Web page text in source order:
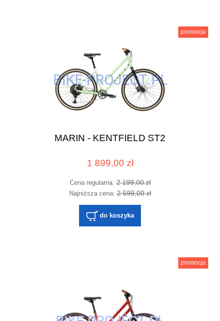
MARIN - KENTFIELD ST2
1 899,00 zł
Cena regularna:2 199,00 zł
Najniższa cena:2 599,00 zł
do koszyka
promocja
promocja